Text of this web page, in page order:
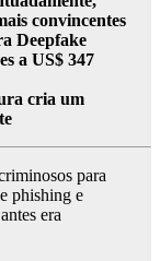
convincentes
Deepfake
a US$ 347
cria um
para
phishing e
era